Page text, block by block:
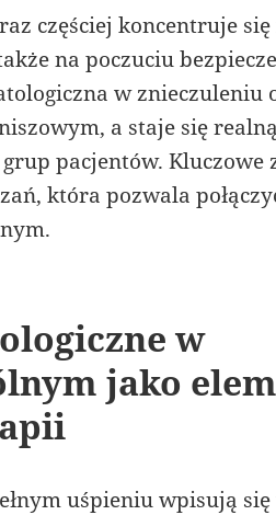
częściej koncentruje
na poczuciu
w znieczuleniu
a staje się realną
pacjentów. Kluczowe
która pozwala
w
jako
uśpieniu wpisują